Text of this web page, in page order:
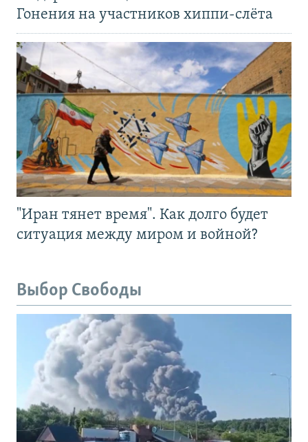
Гонения на участников хиппи-слёта
"Иран тянет время". Как долго будет
ситуация между миром и войной?
Выбор Свободы